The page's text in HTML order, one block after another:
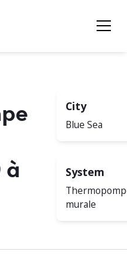
City
Blue Sea
System
murale